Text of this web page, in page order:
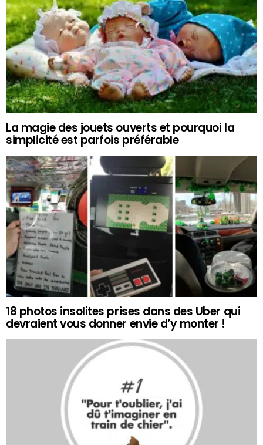
La magie des jouets ouverts et pourquoi la
simplicité est parfois préférable
18 photos insolites prises dans des Uber qui
devraient vous donner envie d’y monter !